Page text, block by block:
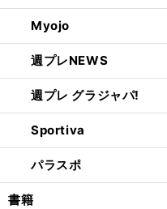
Myojo
週プレNEWS
週プレ グラジャパ!
Sportiva
パラスポ
書籍